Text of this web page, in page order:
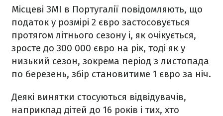
Місцеві ЗМІ в Португалії повідомляють, що
податок у розмірі 2 євро застосовується
протягом літнього сезону і, як очікується,
зросте до 300 000 євро на рік, тоді як у
низький сезон, зокрема період з листопада
по березень, збір становитиме 1 євро за ніч.
Деякі винятки стосуються відвідувачів,
наприклад дітей до 16 років і тих, хто